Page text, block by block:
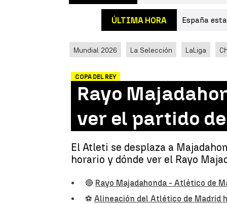
ÚLTIMA HORA España
Mundial 2026 La Selección LaLiga
COPA DEL REY
Rayo
ver el partido
El Atleti se desplaza a
horario y dónde ver el Rayo
🔴 Rayo Majadahonda - Atlético de
⚽ Alineación del Atlético de Madrid